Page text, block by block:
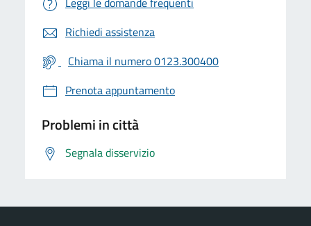
Richiedi assistenza
Chiama il numero 0123.300400
Prenota appuntamento
Problemi in città
Segnala disservizio